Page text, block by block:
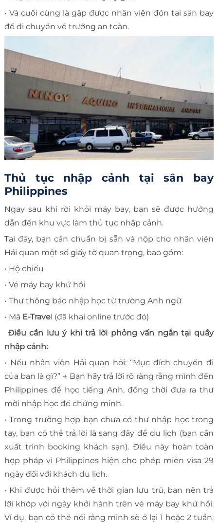
• Và cuối cùng là gặp được nhân viên đón tại sân bay
để di chuyển về trường an toàn.
Thủ tục nhập cảnh tại sân bay
Philippines
Ngay sau khi rời khỏi máy bay, bạn sẽ được hướng
dẫn đến khu vực làm thủ tục nhập cảnh.
Tại đây, bạn cần chuẩn bị sẵn và nộp cho nhân viên
Hải quan một số giấy tờ quan trọng, bao gồm:
• Hộ chiếu
• Vé máy bay khứ hồi
• Thư thông báo nhập học từ trường Anh ngữ
• Mã E-Travel (đã khai online trước đó)
Điều cần lưu ý khi trả lời phỏng vấn ngắn tại quầy
nhập cảnh:
• Nếu nhân viên Hải quan hỏi: “Mục đích chuyến đi
của bạn là gì?” → Bạn hãy trả lời rõ ràng rằng mình đến
Philippines để học tiếng Anh, đồng thời đưa ra thư
mời nhập học để chứng minh.
• Trong trường hợp bạn chưa có thư nhập học trong
tay, bạn có thể trả lời là sang đây để du lịch (bạn cần
xuất trình booking khách sạn). Điều này hoàn toàn
hợp pháp vì Philippines hiện cho phép miễn visa 29
ngày đối với khách du lịch.
• Khi được hỏi thêm về thời gian lưu trú, bạn nên trả
lời khớp với ngày khởi hành trên vé máy bay khứ hồi.
Ví dụ, bạn có thể nói rằng mình sẽ ở lại 1 hoặc 2 tuần,